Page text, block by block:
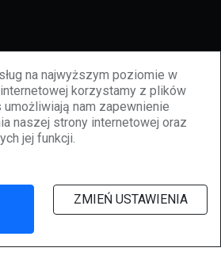
na najwyższym poziomie w
korzystamy z plików
nam zapewnienie
naszej strony internetowej oraz
jej funkcji.
ZMIEŃ USTAWIENIA